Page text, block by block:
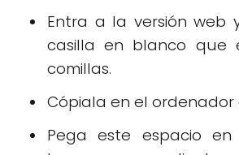
Entra a la versión web
casilla en blanco que
comillas.
Cópiala en el ordenador
Pega este espacio